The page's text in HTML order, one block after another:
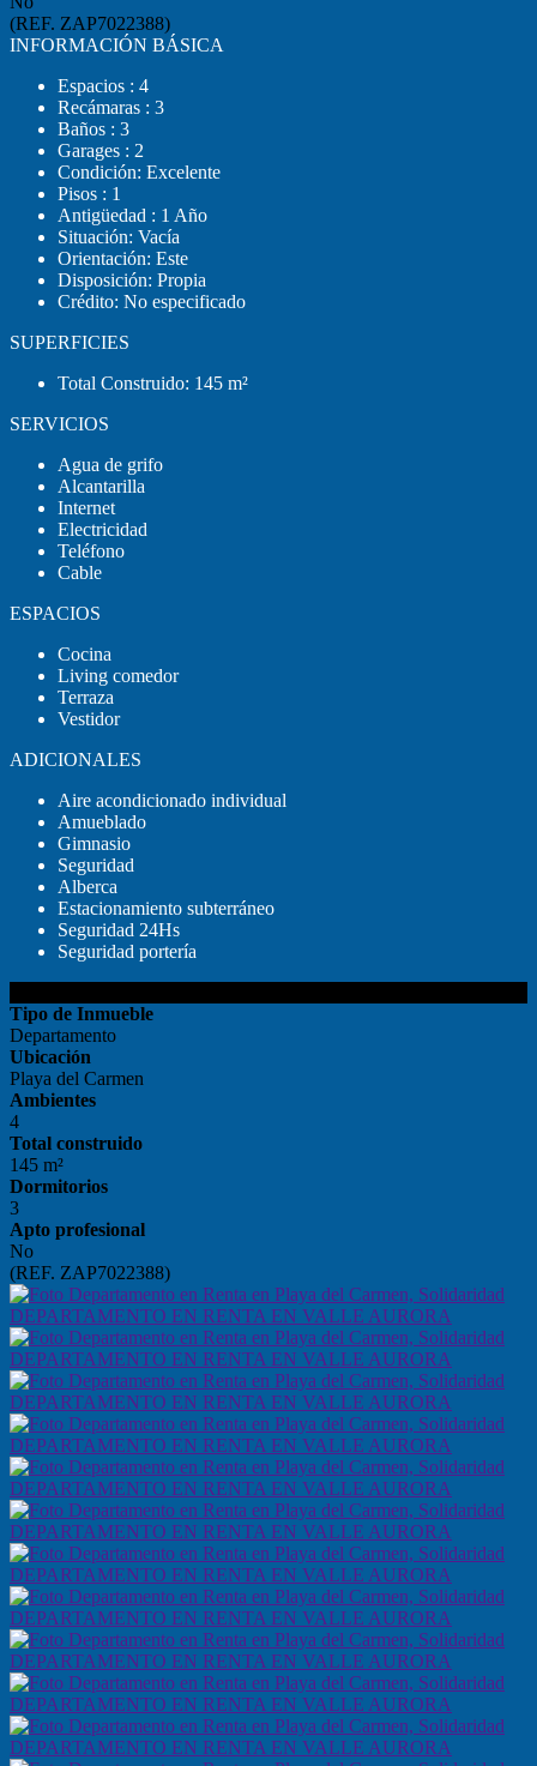
(REF. ZAP7022388)
INFORMACIÓN BÁSICA
Espacios : 4
Recámaras : 3
Baños : 3
Garages : 2
Condición: Excelente
Pisos : 1
Antigüedad : 1 Año
Situación: Vacía
Orientación: Este
Disposición: Propia
Crédito: No especificado
SUPERFICIES
Total Construido: 145 m²
SERVICIOS
Agua de grifo
Alcantarilla
Internet
Electricidad
Teléfono
Cable
ESPACIOS
Cocina
Living comedor
Terraza
Vestidor
ADICIONALES
Aire acondicionado individual
Amueblado
Gimnasio
Seguridad
Alberca
Estacionamiento subterráneo
Seguridad 24Hs
Seguridad portería
Tipo de Inmueble
Departamento
Ubicación
Playa del Carmen
Ambientes
4
Total construido
145 m²
Dormitorios
3
Apto profesional
No
(REF. ZAP7022388)